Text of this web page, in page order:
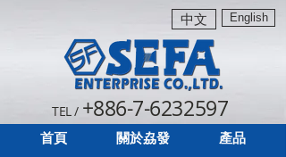
中文 English
TEL / +886-7-6232597
首頁 關於劦發
產品